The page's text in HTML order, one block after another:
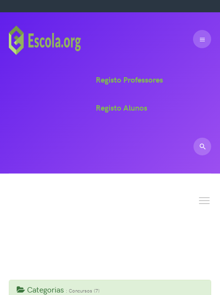
Registo Professores
Registo Alunos
Toggle
Categorias : Concursos (7)